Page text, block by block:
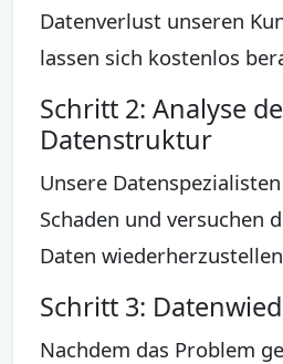
Datenverlust unseren
lassen sich kostenlos
Schritt 2: Analyse
Datenstruktur
Unsere
Schaden und versuchen
Daten
Schritt 3:
Nachdem das Problem